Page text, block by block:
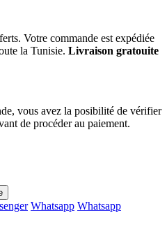
Votre commande est expédiée
la Tunisie. Livraison gratouite
vous avez la posibilité de vérifier
de procéder au paiement.
Whatsapp Whatsapp